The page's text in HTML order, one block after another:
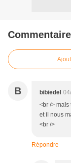
B bibiedel
<br /> mais
et il nous
<br />
Répondre